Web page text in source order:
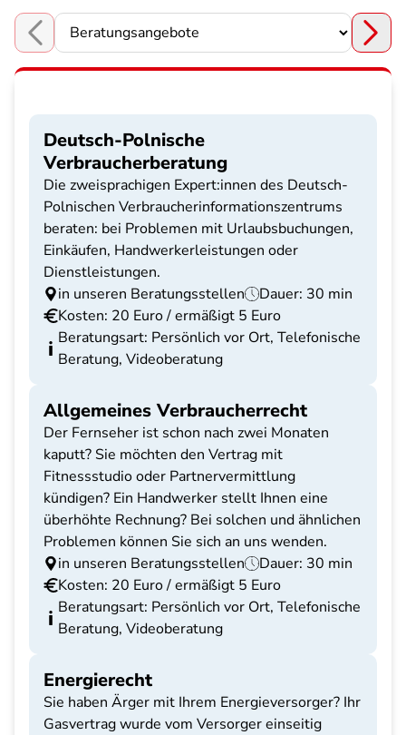
Choose a section
Deutsch-Polnische
Verbraucherberatung
Die zweisprachigen Expert:innen des Deutsch-
Polnischen Verbraucherinformationszentrums
beraten: bei Problemen mit Urlaubsbuchungen,
Einkäufen, Handwerkerleistungen oder
Dienstleistungen.
in unseren Beratungsstellen
Dauer: 30 min
Kosten: 20 Euro / ermäßigt 5 Euro
Beratungsart: Persönlich vor Ort, Telefonische
Beratung, Videoberatung
Allgemeines Verbraucherrecht
Der Fernseher ist schon nach zwei Monaten
kaputt? Sie möchten den Vertrag mit
Fitnessstudio oder Partnervermittlung
kündigen? Ein Handwerker stellt Ihnen eine
überhöhte Rechnung? Bei solchen und ähnlichen
Problemen können Sie sich an uns wenden.
in unseren Beratungsstellen
Dauer: 30 min
Kosten: 20 Euro / ermäßigt 5 Euro
Beratungsart: Persönlich vor Ort, Telefonische
Beratung, Videoberatung
Energierecht
Sie haben Ärger mit Ihrem Energieversorger? Ihr
Gasvertrag wurde vom Versorger einseitig